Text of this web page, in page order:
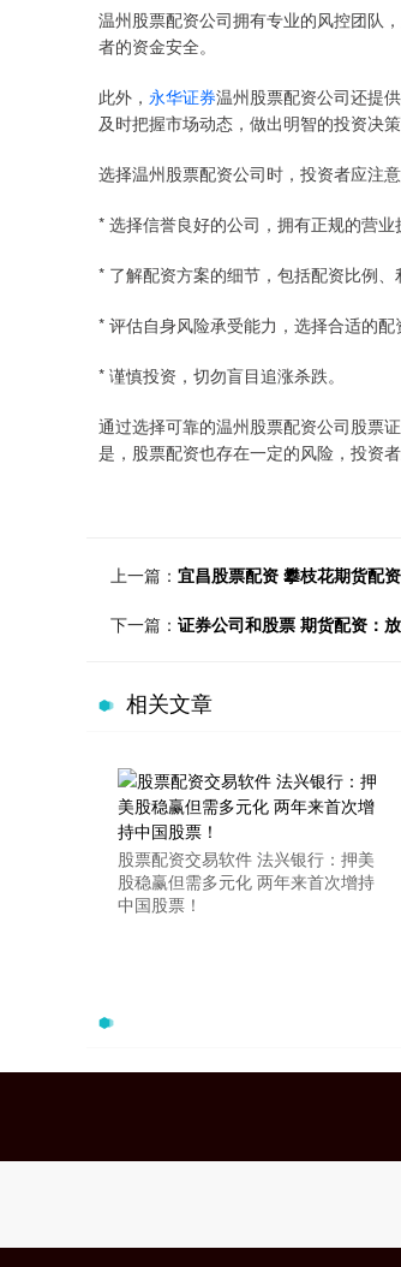
温州股票配资公司拥有专业的风控团队
者的资金安全。
此外， 永华证券温州股票配资公司还提
及时把握市场动态，做出明智的投资决策
选择温州股票配资公司时，投资者应注
* 选择信誉良好的公司，拥有正规的营业
* 了解配资方案的细节，包括配资比例、
* 评估自身风险承受能力，选择合适的配
* 谨慎投资，切勿盲目追涨杀跌。
通过选择可靠的温州股票配资公司股票
是，股票配资也存在一定的风险，投资
上一篇： 宜昌股票配资 攀枝花期货配
下一篇： 证券公司和股票 期货配资：
相关文章
股票配资交易软件 法兴银行：押美
股稳赢但需多元化 两年来首次增持
中国股票！